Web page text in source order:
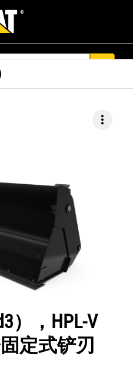
more_vert
），HPL-V
定式铲刃